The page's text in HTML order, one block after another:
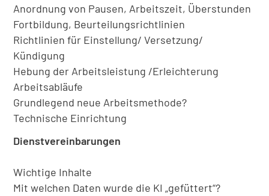
Anordnung von Pausen, Arbeitszeit, Überstunden
Fortbildung, Beurteilungsrichtlinien
Richtlinien für Einstellung/ Versetzung/
Kündigung
Hebung der Arbeitsleistung /Erleichterung
Arbeitsabläufe
Grundlegend neue Arbeitsmethode?
Technische Einrichtung
Dienstvereinbarungen
Wichtige Inhalte
Mit welchen Daten wurde die KI „gefüttert“?